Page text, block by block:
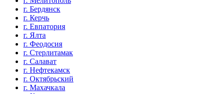
г. Бердянск
г. Керчь
г. Евпатория
г. Ялта
г. Феодосия
г. Стерлитамак
г. Салават
г. Нефтекамск
г. Октябрьский
г. Махачкала